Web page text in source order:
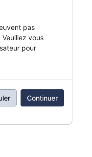
pas
vous
pour
Continuer